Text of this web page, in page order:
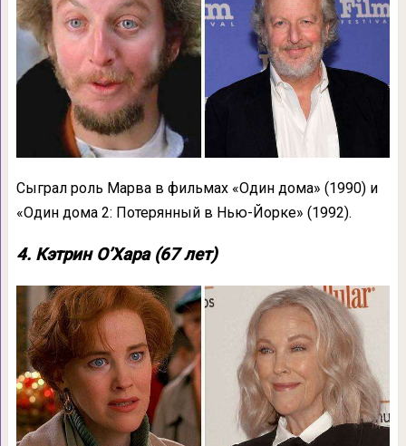
Сыграл роль Марва в фильмах «Один дома» (1990) и
«Один дома 2: Потерянный в Нью-Йорке» (1992).
4. Кэтрин О’Хара (67 лет)